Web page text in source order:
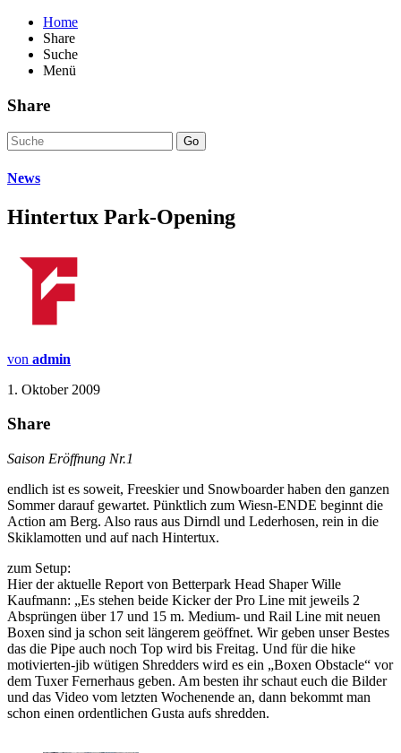
Home
Share
Suche
Menü
Share
Go
News
Hintertux Park-Opening
von admin
1. Oktober 2009
Share
Saison Eröffnung Nr.1
endlich ist es soweit, Freeskier und Snowboarder haben den ganzen
Sommer darauf gewartet. Pünktlich zum Wiesn-ENDE beginnt die
Action am Berg. Also raus aus Dirndl und Lederhosen, rein in die
Skiklamotten und auf nach Hintertux.
zum Setup:
Hier der aktuelle Report von Betterpark Head Shaper Wille
Kaufmann: „Es stehen beide Kicker der Pro Line mit jeweils 2
Absprüngen über 17 und 15 m. Medium- und Rail Line mit neuen
Boxen sind ja schon seit längerem geöffnet. Wir geben unser Bestes
das die Pipe auch noch Top wird bis Freitag. Und für die hike
motivierten-jib wütigen Shredders wird es ein „Boxen Obstacle“ vor
dem Tuxer Fernerhaus geben. Am besten ihr schaut euch die Bilder
und das Video vom letzten Wochenende an, dann bekommt man
schon einen ordentlichen Gusta aufs shredden.